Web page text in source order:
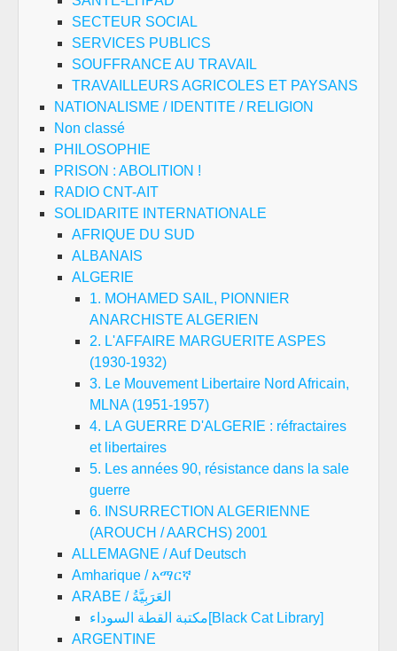
SECTEUR SOCIAL
SERVICES PUBLICS
SOUFFRANCE AU TRAVAIL
TRAVAILLEURS AGRICOLES ET PAYSANS
NATIONALISME / IDENTITE / RELIGION
Non classé
PHILOSOPHIE
PRISON : ABOLITION !
RADIO CNT-AIT
SOLIDARITE INTERNATIONALE
AFRIQUE DU SUD
ALBANAIS
ALGERIE
1. MOHAMED SAIL, PIONNIER
ANARCHISTE ALGERIEN
2. L'AFFAIRE MARGUERITE ASPES
(1930-1932)
3. Le Mouvement Libertaire Nord Africain,
MLNA (1951-1957)
4. LA GUERRE D'ALGERIE : réfractaires
et libertaires
5. Les années 90, résistance dans la sale
guerre
6. INSURRECTION ALGERIENNE
(AROUCH / AARCHS) 2001
ALLEMAGNE / Auf Deutsch
Amharique / አማርኛ
ARABE / العَرَبِيَّةُ
مكتبة القطة السوداء[Black Cat Library]
ARGENTINE